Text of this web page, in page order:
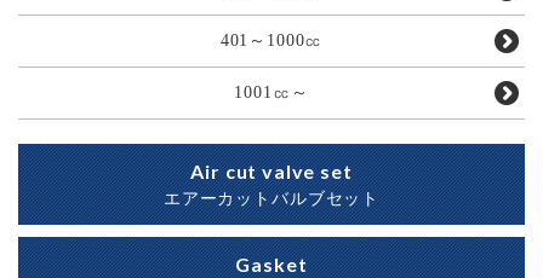
401～1000㏄
1001㏄～
Air cut valve set
エアーカットバルブセット
Gasket